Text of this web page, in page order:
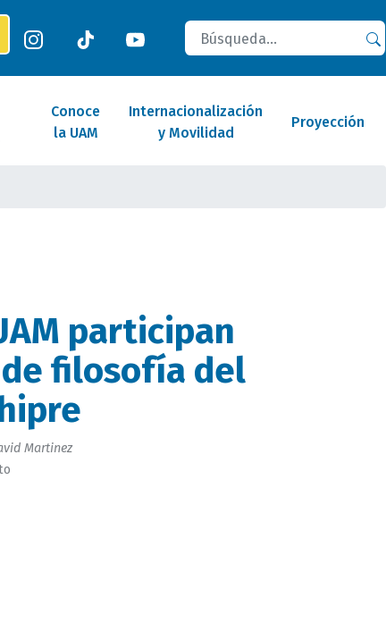
Buscar
Conoce
la UAM
Internacionalización
y Movilidad
Proyección
participan
filosofía del
Martinez